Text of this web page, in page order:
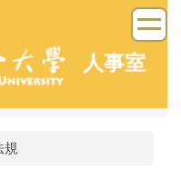
人事室
規